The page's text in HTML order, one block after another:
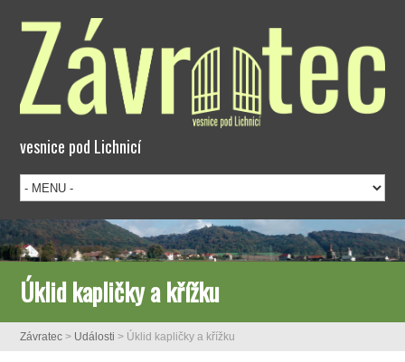
vesnice pod Lichnicí
Úklid kapličky a křížku
Závratec > Události > Úklid kapličky a křížku